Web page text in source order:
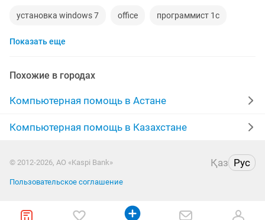
установка windows 7 office программист 1с
антивирус
программисты установка windows 10
установка 1с установка программ на компьютер
установка антивируса
переустановка windows
Показать еще
Похожие в городах
Компьютерная помощь в Астане
Компьютерная помощь в Казахстане
© 2012-2026, АО «Kaspi Bank» Қаз Рус
Пользовательское соглашение